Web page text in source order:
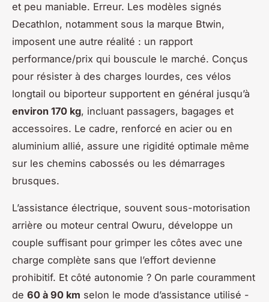
et peu maniable. Erreur. Les modèles signés
Decathlon, notamment sous la marque Btwin,
imposent une autre réalité : un rapport
performance/prix qui bouscule le marché. Conçus
pour résister à des charges lourdes, ces vélos
longtail ou biporteur supportent en général jusqu’à
environ 170 kg, incluant passagers, bagages et
accessoires. Le cadre, renforcé en acier ou en
aluminium allié, assure une rigidité optimale même
sur les chemins cabossés ou les démarrages
brusques.
L’assistance électrique, souvent sous-motorisation
arrière ou moteur central Owuru, développe un
couple suffisant pour grimper les côtes avec une
charge complète sans que l’effort devienne
prohibitif. Et côté autonomie ? On parle couramment
de 60 à 90 km selon le mode d’assistance utilisé -